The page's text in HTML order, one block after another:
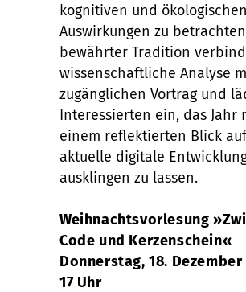
kognitiven und ökologischen
Auswirkungen zu
bewährter Tradition
wissenschaftliche Analyse
zugänglichen Vortrag und
Interessierten ein, das Jahr
einem reflektierten Blick auf
aktuelle digitale
ausklingen zu lassen.
Weihnachtsvorlesung
Code und Kerzenschein«
Donnerstag, 18. Dezember
17 Uhr